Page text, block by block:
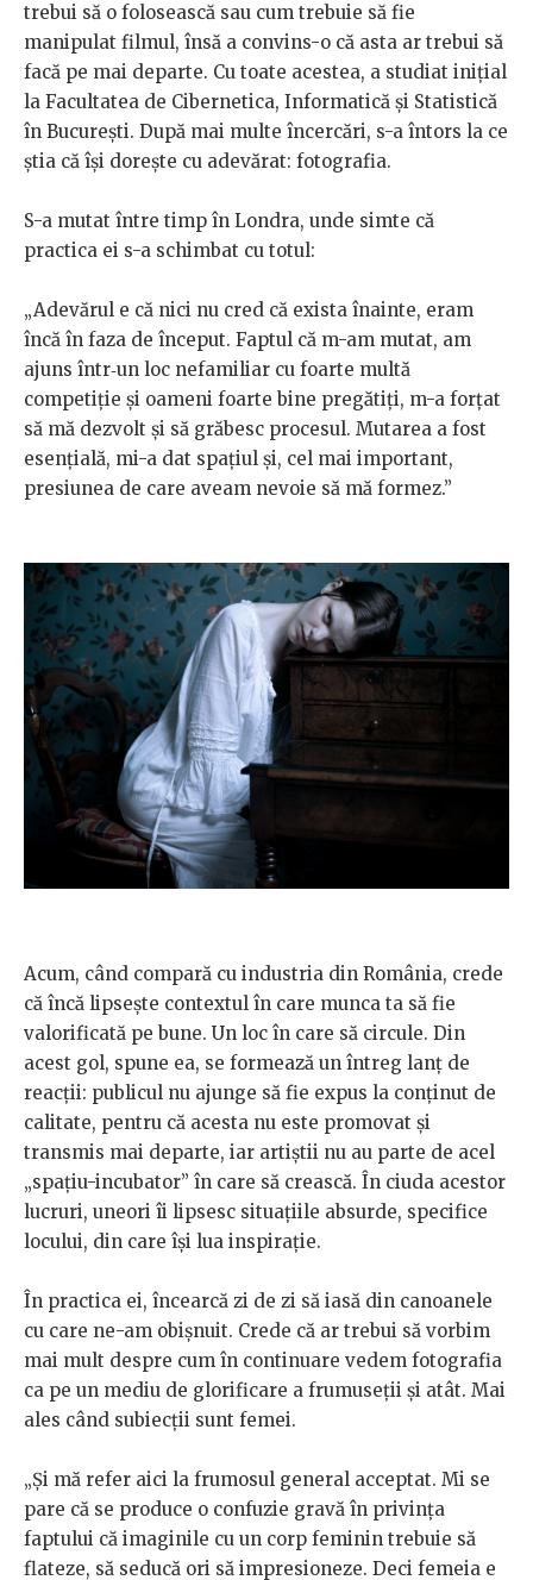
trebui să o folosească sau cum trebuie să fie
manipulat filmul, însă a convins-o că asta ar trebui să
facă pe mai departe. Cu toate acestea, a studiat inițial
la Facultatea de Cibernetica, Informatică și Statistică
în București. După mai multe încercări, s-a întors la ce
știa că își dorește cu adevărat: fotografia.
S-a mutat între timp în Londra, unde simte că
practica ei s-a schimbat cu totul:
„Adevărul e că nici nu cred că exista înainte, eram
încă în faza de început. Faptul că m-am mutat, am
ajuns într‐un loc nefamiliar cu foarte multă
competiție și oameni foarte bine pregătiți, m-a forțat
să mă dezvolt și să grăbesc procesul. Mutarea a fost
esențială, mi-a dat spațiul și, cel mai important,
presiunea de care aveam nevoie să mă formez.”
Acum, când compară cu industria din România, crede
că încă lipsește contextul în care munca ta să fie
valorificată pe bune. Un loc în care să circule. Din
acest gol, spune ea, se formează un întreg lanț de
reacții: publicul nu ajunge să fie expus la conținut de
calitate, pentru că acesta nu este promovat și
transmis mai departe, iar artiștii nu au parte de acel
„spațiu-incubator” în care să crească. În ciuda acestor
lucruri, uneori îi lipsesc situațiile absurde, specifice
locului, din care își lua inspirație.
În practica ei, încearcă zi de zi să iasă din canoanele
cu care ne-am obișnuit. Crede că ar trebui să vorbim
mai mult despre cum în continuare vedem fotografia
ca pe un mediu de glorificare a frumuseții și atât. Mai
ales când subiecții sunt femei.
„Și mă refer aici la frumosul general acceptat. Mi se
pare că se produce o confuzie gravă în privința
faptului că imaginile cu un corp feminin trebuie să
flateze, să seducă ori să impresioneze. Deci femeia e